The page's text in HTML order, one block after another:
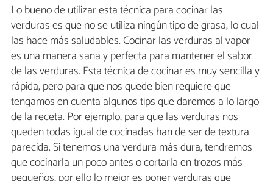
Lo bueno de utilizar esta técnica para cocinar las
verduras es que no se utiliza ningún tipo de grasa, lo cual
las hace más saludables. Cocinar las verduras al vapor
es una manera sana y perfecta para mantener el sabor
de las verduras. Esta técnica de cocinar es muy sencilla y
rápida, pero para que nos quede bien requiere que
tengamos en cuenta algunos tips que daremos a lo largo
de la receta. Por ejemplo, para que las verduras nos
queden todas igual de cocinadas han de ser de textura
parecida. Si tenemos una verdura más dura, tendremos
que cocinarla un poco antes o cortarla en trozos más